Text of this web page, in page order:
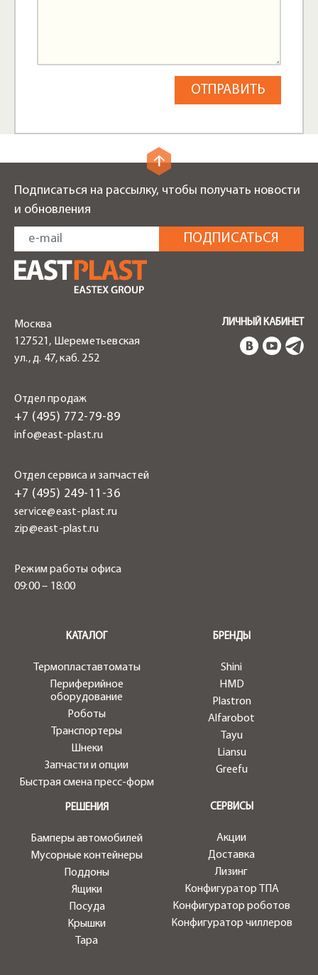
Подписаться на рассылку, чтобы получать новости
и обновления
Москва
127521, Шереметьевская
ул., д. 47, каб. 252
Отдел продаж
+7 (495) 772-79-89
info@east-plast.ru
Отдел сервиса и запчастей
+7 (495) 249-11-36
service@east-plast.ru
zip@east-plast.ru
Режим работы офиса
09:00 – 18:00
ЛИЧНЫЙ КАБИНЕТ
КАТАЛОГ
Термопластавтоматы
Периферийное
оборудование
Роботы
Транспортеры
Шнеки
Запчасти и опции
Быстрая смена пресс-форм
БРЕНДЫ
Shini
HMD
Plastron
Alfarobot
Tayu
Liansu
Greefu
СЕРВИСЫ
Акции
Доставка
Лизинг
Конфигуратор ТПА
Конфигуратор роботов
Конфигуратор чиллеров
РЕШЕНИЯ
Бамперы автомобилей
Мусорные контейнеры
Поддоны
Ящики
Посуда
Крышки
Тара